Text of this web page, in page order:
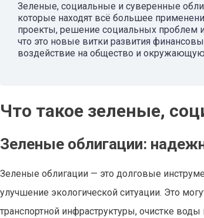
Зеленые, социальные и суверенные
которые находят всё большее
проекты, решение социальных проблем
что это новые витки развития
воздействие на общество и
Что такое зеленые,
Зеленые облигации:
Зеленые облигации — это долговые
улучшение экологической ситуации. Это
транспортной инфраструктуры, очистке